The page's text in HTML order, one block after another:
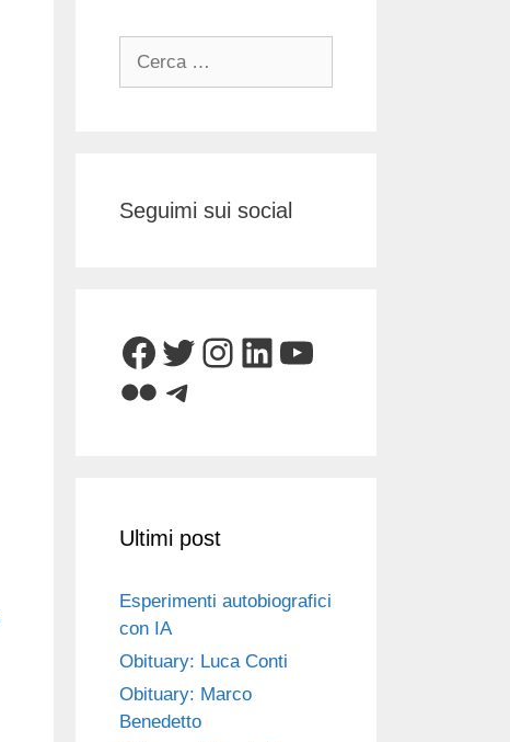
Seguimi sui social
Facebook
Twitter
Instagram
LinkedIn
YouTube
FlickrTelegram
Ultimi post
Esperimenti autobiografici
con IA
Obituary: Luca Conti
Obituary: Marco
Benedetto